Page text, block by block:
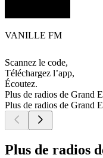
VANILLE FM
Scannez le code,
Téléchargez l’app,
Écoutez.
Plus de radios de Grand
Plus de radios de Grand
Plus de radios